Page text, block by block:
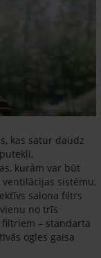
kas satur daudz
kurām var būt
sistēmu,
salona filtrs
no trīs
– standarta
ogles gaisa